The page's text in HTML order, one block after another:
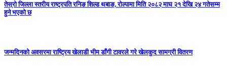
तेस्रो जिल्ला स्तरीय राष्ट्रपति रनिङ शिल्ड थबाङ, रोल्पामा मिति २०८२ माघ २१ देखि २४ गतेसम्म
हुने भएको छ
जन्मदिनको अवसरमा राष्ट्रिय खेलाडी भीम डाँगी टावरले गरे खेलकुद सामग्री वितरण